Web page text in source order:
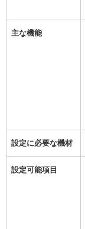
主な機能
設定に必要な機材
設定可能項目